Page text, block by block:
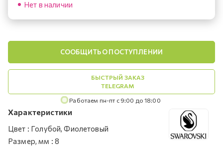
Нет в наличии
СООБЩИТЬ О ПОСТУПЛЕНИИ
БЫСТРЫЙ ЗАКАЗ
TELEGRAM
Работаем пн-пт с 9:00 до 18:00
Характеристики
Цвет : Голубой, Фиолетовый
Размер, мм : 8